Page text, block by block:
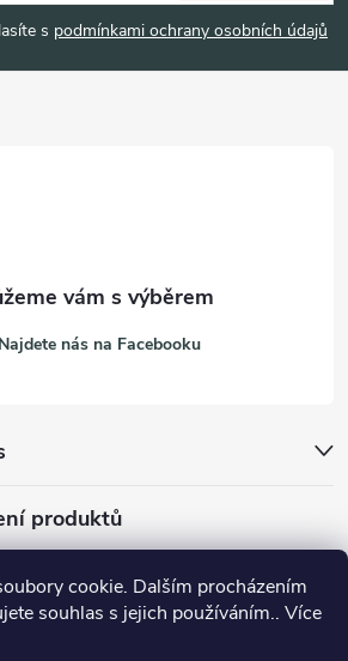
cookie. Dalším procházením
souhlas s jejich používáním.. Více
s podmínkami ochrany osobních údajů
Najdete nás na Facebooku
produktů
na mletou kávu 53132C8134